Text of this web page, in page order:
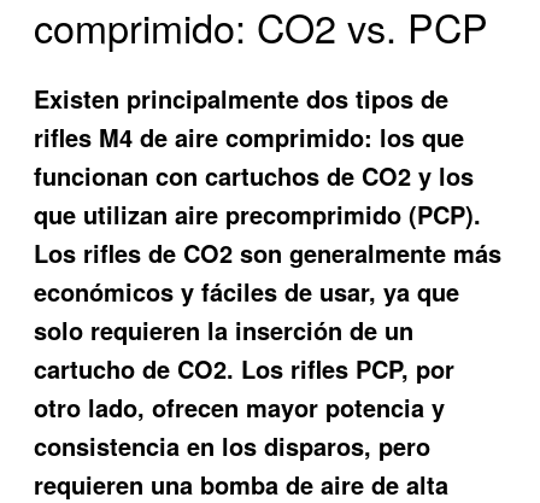
comprimido: CO2 vs. PCP
Existen principalmente dos tipos de
rifles M4 de aire comprimido: los que
funcionan con cartuchos de CO2 y los
que utilizan aire precomprimido (PCP).
Los rifles de CO2 son generalmente más
económicos y fáciles de usar, ya que
solo requieren la inserción de un
cartucho de CO2. Los rifles PCP, por
otro lado, ofrecen mayor potencia y
consistencia en los disparos, pero
requieren una bomba de aire de alta